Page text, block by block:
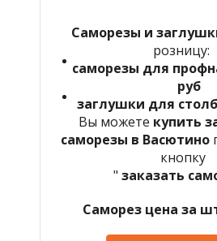
Саморезы и
розницу:
саморезы для
руб
заглушки для
Вы можете купить
саморезы в Васютино
кнопку
" заказать
Саморез цена за